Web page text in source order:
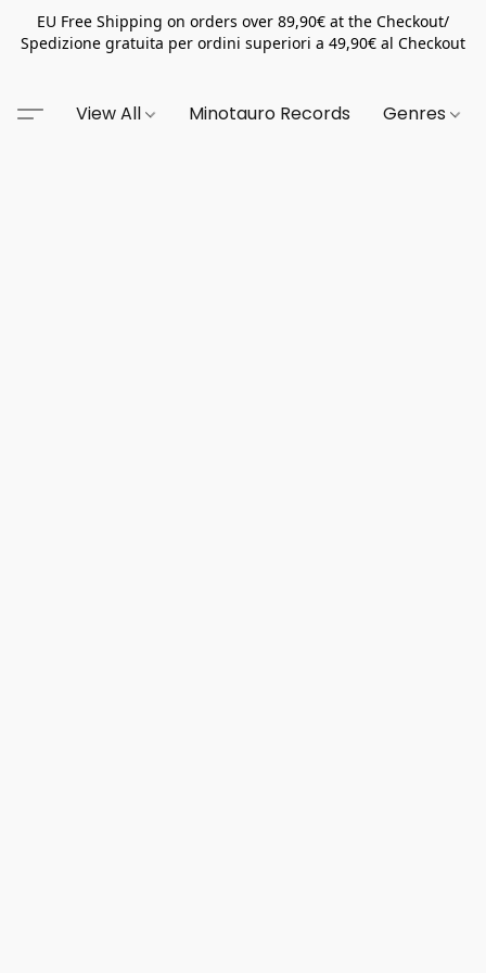
EU Free Shipping on orders over 89,90€ at the Checkout/
Spedizione gratuita per ordini superiori a 49,90€ al Checkout
View All Minotauro Records Genres